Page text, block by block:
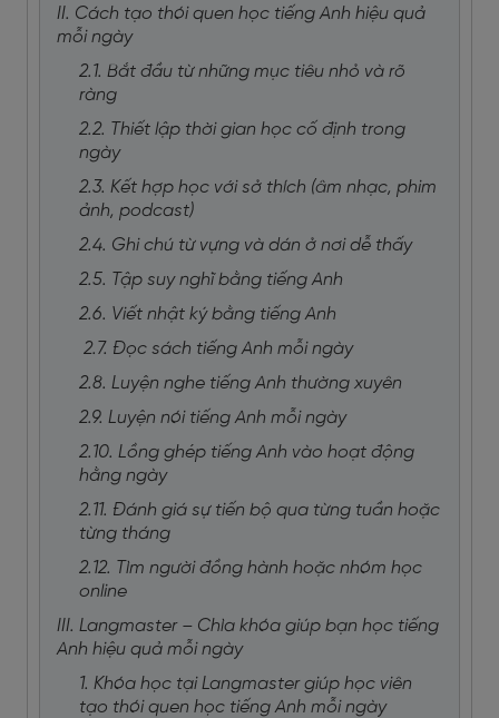
II. Cách tạo thói quen học tiếng Anh hiệu quả
mỗi ngày
2.1. Bắt đầu từ những mục tiêu nhỏ và rõ
ràng
2.2. Thiết lập thời gian học cố định trong
ngày
2.3. Kết hợp học với sở thích (âm nhạc, phim
ảnh, podcast)
2.4. Ghi chú từ vựng và dán ở nơi dễ thấy
2.5. Tập suy nghĩ bằng tiếng Anh
2.6. Viết nhật ký bằng tiếng Anh
2.7. Đọc sách tiếng Anh mỗi ngày
2.8. Luyện nghe tiếng Anh thường xuyên
2.9. Luyện nói tiếng Anh mỗi ngày
2.10. Lồng ghép tiếng Anh vào hoạt động
hằng ngày
2.11. Đánh giá sự tiến bộ qua từng tuần hoặc
từng tháng
2.12. Tìm người đồng hành hoặc nhóm học
online
III. Langmaster – Chìa khóa giúp bạn học tiếng
Anh hiệu quả mỗi ngày
1. Khóa học tại Langmaster giúp học viên
tạo thói quen học tiếng Anh mỗi ngày